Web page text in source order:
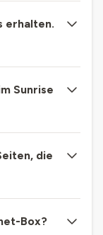
erhalten.
Sunrise
die
Box?